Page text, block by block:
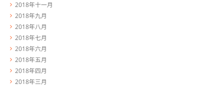
2018年十一月
2018年九月
2018年八月
2018年七月
2018年六月
2018年五月
2018年四月
2018年三月